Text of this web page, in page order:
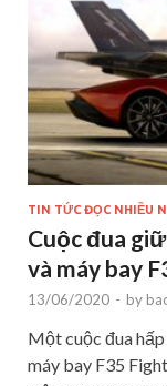
TIN TỨC ĐỌC NHIỀU
Cuộc đua
và máy bay
13/06/2020 - by
Một cuộc đua
máy bay F35